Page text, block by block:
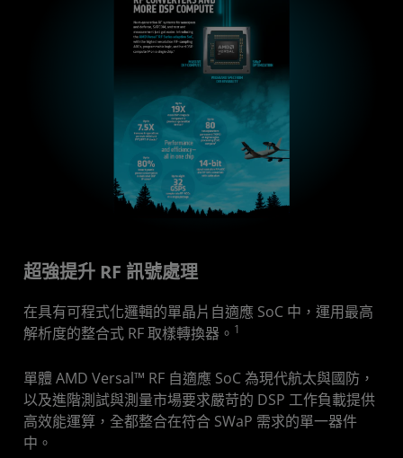
超強提升 RF 訊號處理
在具有可程式化邏輯的單晶片自適應 SoC 中，運用最高
解析度的整合式 RF 取樣轉換器。 1
單體 AMD Versal™ RF 自適應 SoC 為現代航太與國防，
以及進階測試與測量市場要求嚴苛的 DSP 工作負載提供
高效能運算，全都整合在符合 SWaP 需求的單一器件
中。